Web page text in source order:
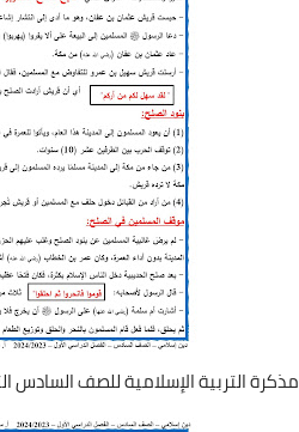
مذكرة التربية الإسلامية للصف السادس